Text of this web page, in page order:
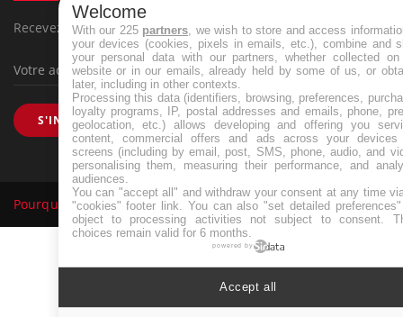
Recevez toutes les semaines les meilleures infos santé
S'INSCRIRE
Pourquoi Docteur Tous droits réservés, 2026
Welcome
With our 225 partners , we wish to store and access
your devices (cookies, pixels in emails, etc.), combine and
your personal data with our partners, whether collected
website or in our emails, already held by some of us, or
later, including in other contexts.
Processing this data (identifiers, browsing, preferences,
loyalty programs, IP, postal addresses and emails, phone,
geolocation, etc.) allows developing and offering you
content, commercial offers and ads across your devices
screens (including by email, post, SMS, phone, audio, and
personalising them, measuring their performance, and
audiences.
You can "accept all" and withdraw your consent at any time
"cookies" footer link . You can also "set detailed
object to processing activities not subject to consent.
choices remain valid for 6 months.
powered by
Accept all